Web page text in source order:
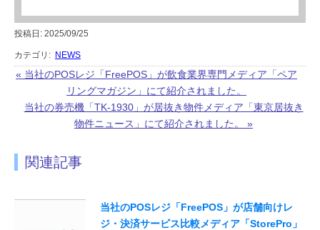
投稿日: 2025/09/25
カテゴリ: NEWS
« 当社のPOSレジ「FreePOS」が飲食業界専門メディア「ペア
リングマガジン」にて紹介されました。
当社の券売機「TK-1930」が居抜き物件メディア「東京居抜き
物件ニュース」にて紹介されました。 »
関連記事
当社のPOSレジ「FreePOS」が店舗向けレ
ジ・決済サービス比較メディア「StorePro」